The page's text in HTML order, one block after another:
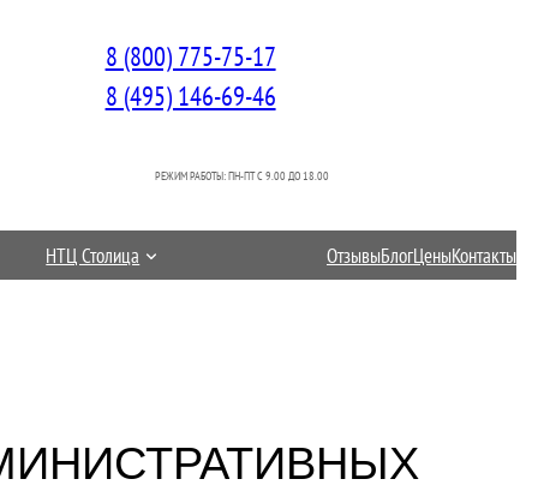
8 (800) 775-75-17
8 (495) 146-69-46
РЕЖИМ РАБОТЫ: ПН-ПТ C 9.00 ДО 18.00
НТЦ Столица ОтзывыБлогЦеныКонтакты